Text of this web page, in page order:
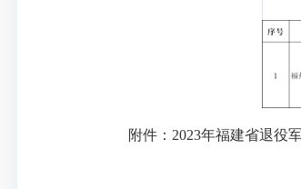
附件：2023年福建省退役军